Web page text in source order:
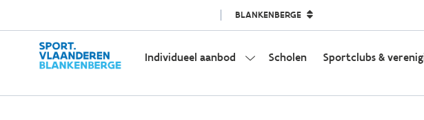
BLANKENBERGE
Individueel aanbod Scholen Sportclubs &